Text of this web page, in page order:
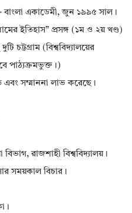
বাংলা একাডেমী, জুন ১৯৯৫ সাল।
ইতিহাস” প্রসঙ্গ (১ম ও ২য় খণ্ড)
চট্টগ্রাম (বিশ্ববিদ্যালয়ের
পাঠ্যক্রমভুক্ত।)
এবং সম্মাননা লাভ করেছে।
রাজশাহী বিশ্ববিদ্যালয়।
সময়কাল বিচার।